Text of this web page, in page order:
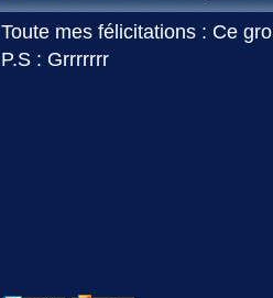
Toute mes félicitations : Ce
P.S : Grrrrrrr